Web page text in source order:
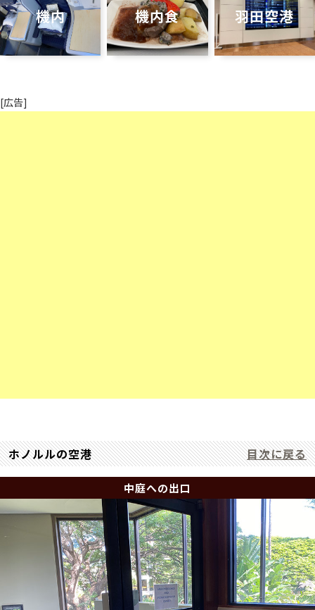
機内 機内食 羽田空港
[広告]
ホノルルの空港 目次に戻る
中庭への出口